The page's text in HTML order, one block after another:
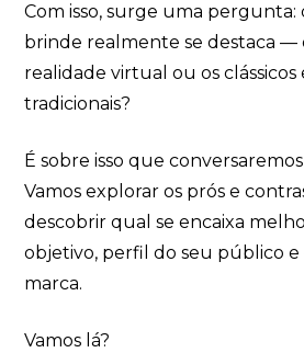
Com isso, surge uma
brinde realmente se destaca —
realidade virtual ou os
tradicionais?
É sobre isso que
Vamos explorar os prós e
descobrir qual se encaixa
objetivo, perfil do seu público e
marca.
Vamos lá?
SHARK
online